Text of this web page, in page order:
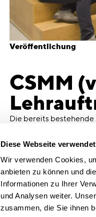
Diese Webseite
Wir verwenden Cookies,
anbieten zu können und
Informationen zu Ihrer
und Analysen weiter.
zusammen, die Sie ihnen
Veröffentlichung
CSMM
Die bereits
weiter ausgebaut:
Sommersemester
Architektur und
und „Konstruieren“.
Neubetrachtung der
Diese Seite teilen